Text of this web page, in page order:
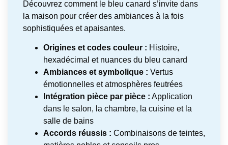
Découvrez comment le bleu canard s’invite dans
la maison pour créer des ambiances à la fois
sophistiquées et apaisantes.
Origines et codes couleur : Histoire,
hexadécimal et nuances du bleu canard
Ambiances et symbolique : Vertus
émotionnelles et atmosphères feutrées
Intégration pièce par pièce : Application
dans le salon, la chambre, la cuisine et la
salle de bains
Accords réussis : Combinaisons de teintes,